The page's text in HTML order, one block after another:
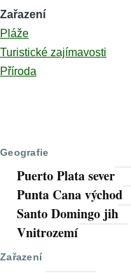
Zařazení
Pláže
Turistické zajímavosti
Příroda
Geografie
Puerto Plata sever
Punta Cana východ
Santo Domingo jih
Vnitrozemí
Zařazení